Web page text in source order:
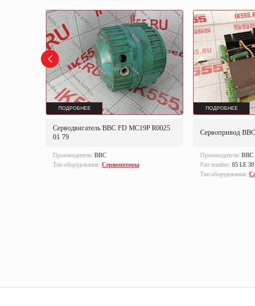
ПОДРОБНЕЕ
Серводвигатель BBC FD MC19P R0025
01 79
Производитель: BBC
Тип оборудования: Сервомоторы
ПОДРОБНЕЕ
Сервопривод
Производитель: BBC
Part number: 05 LE
Тип оборудования: